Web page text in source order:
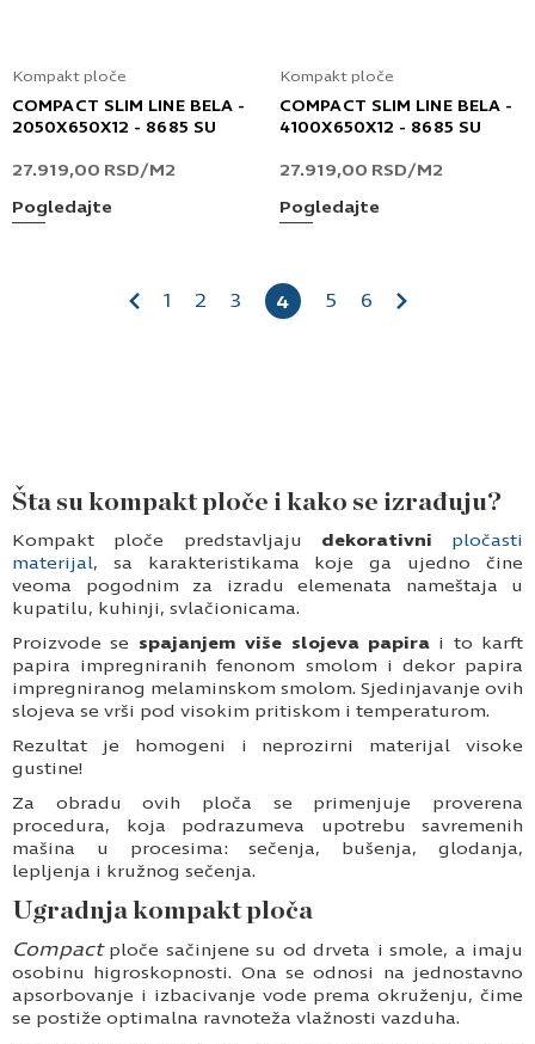
Kompakt ploče
COMPACT SLIM LINE BELA -
2050X650X12 - 8685 SU
27.919,00 RSD/M2
Pogledajte
Kompakt ploče
COMPACT SLIM LINE BELA -
4100X650X12 - 8685 SU
27.919,00 RSD/M2
Pogledajte
1 2 3 4 5 6
Šta su kompakt ploče i kako se izrađuju?
Kompakt ploče predstavljaju dekorativni
pločasti
materijal, sa karakteristikama koje ga ujedno čine
veoma pogodnim za izradu elemenata nameštaja u
kupatilu, kuhinji, svlačionicama.
Proizvode se spajanjem više slojeva papira i to karft
papira impregniranih fenonom smolom i dekor papira
impregniranog melaminskom smolom. Sjedinjavanje ovih
slojeva se vrši pod visokim pritiskom i temperaturom.
Rezultat je homogeni i neprozirni materijal visoke
gustine!
Za obradu ovih ploča se primenjuje proverena
procedura, koja podrazumeva upotrebu savremenih
mašina u procesima: sečenja, bušenja, glodanja,
lepljenja i kružnog sečenja.
Ugradnja kompakt ploča
Compactploče sačinjene su od drveta i smole, a imaju
osobinu higroskopnosti. Ona se odnosi na jednostavno
apsorbovanje i izbacivanje vode prema okruženju, čime
se postiže optimalna ravnoteža vlažnosti vazduha.